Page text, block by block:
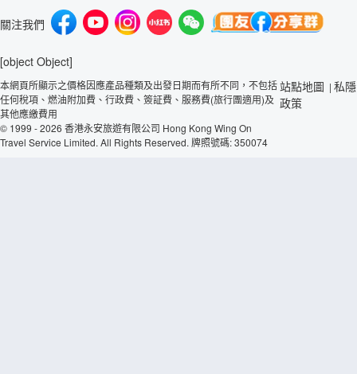
關注我們
[object Object]
本網頁所顯示之價格因應產品種類及出發日期而有所不同，不包括
任何稅項、燃油附加費、行政費、簽証費、服務費(旅行團適用)及
其他應繳費用
© 1999 - 2026 香港永安旅遊有限公司 Hong Kong Wing On
Travel Service Limited. All Rights Reserved. 牌照號碼: 350074
站點地圖 | 私隱
政策